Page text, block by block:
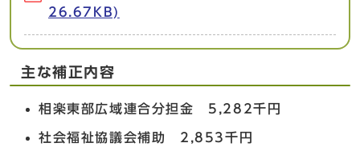
26.67KB)
主な補正内容
相楽東部広域連合分担金 5,282千円
社会福祉協議会補助 2,853千円